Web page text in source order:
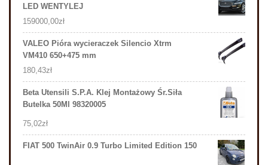
LED WENTYLEJ
159000,00zł
VALEO Pióra wycieraczek Silencio Xtrm
VM410 650+475 mm
180,43zł
Beta Utensili S.P.A. Klej Montażowy Śr.Siła
Butelka 50Ml 98320005
75,02zł
FIAT 500 TwinAir 0.9 Turbo Limited Edition 150